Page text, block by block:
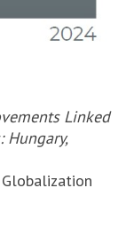
Linked
Hungary,